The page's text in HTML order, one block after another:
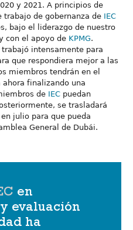
y 2021. A principios de
trabajo de gobernanza de IEC
bajo el liderazgo de nuestro
con el apoyo de KPMG.
trabajó intensamente para
que respondiera mejor a las
miembros tendrán en el
finalizando una
de IEC puedan
se trasladará
en julio para que pueda
General de Dubái.
en
evaluación
ha